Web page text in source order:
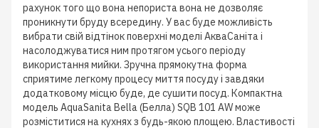
рахунок того що вона непориста вона не дозволяє
проникнути бруду всередину. У вас буде можливість
вибрати свій відтінок поверхні моделі АкваСаніта і
насолоджуватися ним протягом усього періоду
використання мийки. Зручна прямокутна форма
сприятиме легкому процесу миття посуду і завдяки
додатковому місцю буде, де сушити посуд. Компактна
модель AquaSanita Bella (Белла) SQB 101 AW може
розміститися на кухнях з будь-якою площею. Властивості